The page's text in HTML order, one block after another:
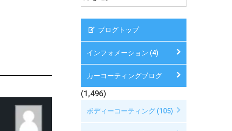
ブログトップ
インフォメーション (4)
カーコーティングブログ
(1,496)
ボディーコーティング (105)